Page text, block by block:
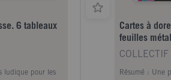
6 tableaux
ludique pour les
Cartes à
feuilles
COLLECTIF
Résumé : Une